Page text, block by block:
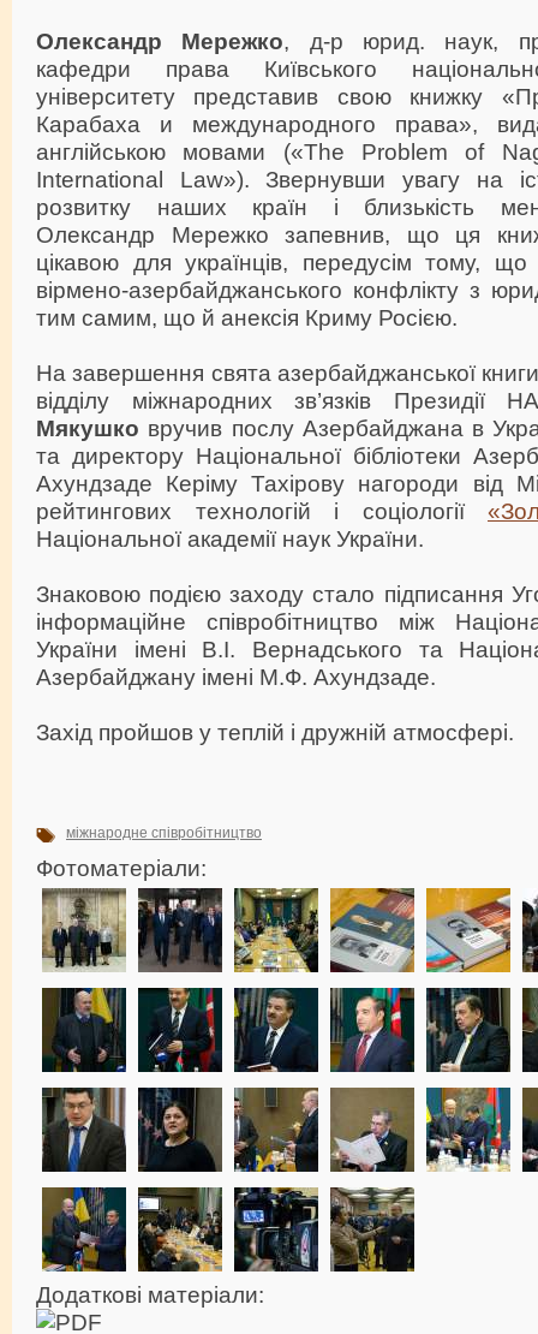
Олександр Мережко, д-р юрид. наук,
кафедри права Київського
університету представив свою книжку
Карабаха и международного права»,
англійською мовами («The Problem of
International Law»). Звернувши увагу на
розвитку наших країн і близькість
Олександр Мережко запевнив, що ця
цікавою для українців, передусім тому, що
вірмено-азербайджанського конфлікту з
тим самим, що й анексія Криму Росією.
На завершення свята азербайджанської
відділу міжнародних зв’язків Президії
Мякушко вручив послу Азербайджана в
та директору Національної бібліотеки
Ахундзаде Керіму Тахірову нагороди від
рейтингових технологій і соціології
Національної академії наук України.
Знаковою подією заходу стало підписання
інформаційне співробітництво між
України імені В.І. Вернадського та
Азербайджану імені М.Ф. Ахундзаде.
Захід пройшов у теплій і дружній атмосфері.
міжнародне співробітництво
Фотоматеріали:
Додаткові матеріали: